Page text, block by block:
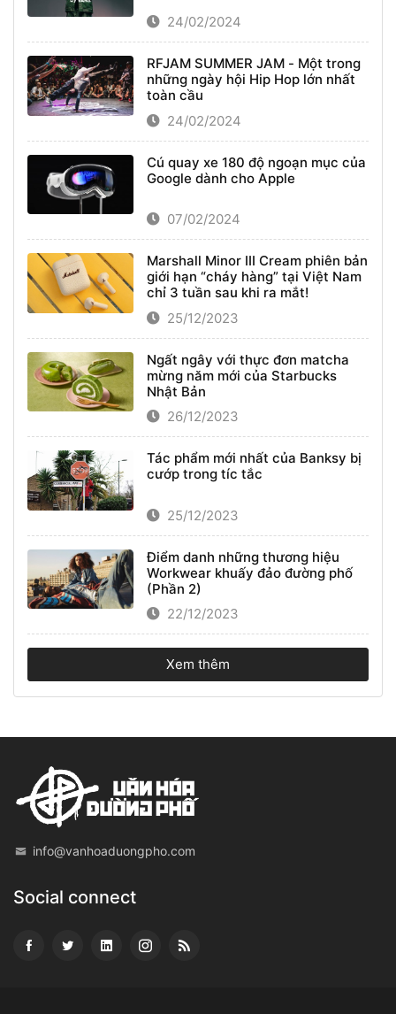
24/02/2024
RFJAM SUMMER JAM - Một trong
những ngày hội Hip Hop lớn nhất
toàn cầu
24/02/2024
Cú quay xe 180 độ ngoạn mục của
Google dành cho Apple
07/02/2024
Marshall Minor III Cream phiên bản
giới hạn “cháy hàng” tại Việt Nam
chỉ 3 tuần sau khi ra mắt!
25/12/2023
Ngất ngây với thực đơn matcha
mừng năm mới của Starbucks
Nhật Bản
26/12/2023
Tác phẩm mới nhất của Banksy bị
cướp trong tíc tắc
25/12/2023
Điểm danh những thương hiệu
Workwear khuấy đảo đường phố
(Phần 2)
22/12/2023
Xem thêm
info@vanhoaduongpho.com
Social connect